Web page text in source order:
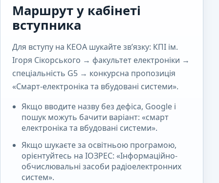
Маршрут у кабінеті
вступника
Для вступу на КЕОА шукайте зв’язку: КПІ ім.
Ігоря Сікорського → факультет електроніки →
спеціальність G5 → конкурсна пропозиція
«Смарт-електроніка та вбудовані системи».
Якщо вводите назву без дефіса, Google і
пошук можуть бачити варіант: «смарт
електроніка та вбудовані системи».
Якщо шукаєте за освітньою програмою,
орієнтуйтесь на ІОЗРЕС: «Інформаційно-
обчислювальні засоби радіоелектронних
систем».